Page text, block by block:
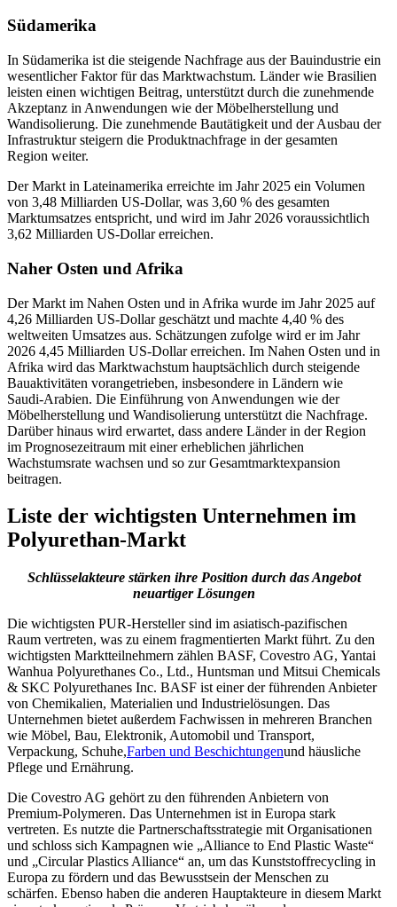
Südamerika
In Südamerika ist die steigende Nachfrage aus der Bauindustrie ein
wesentlicher Faktor für das Marktwachstum. Länder wie Brasilien
leisten einen wichtigen Beitrag, unterstützt durch die zunehmende
Akzeptanz in Anwendungen wie der Möbelherstellung und
Wandisolierung. Die zunehmende Bautätigkeit und der Ausbau der
Infrastruktur steigern die Produktnachfrage in der gesamten
Region weiter.
Der Markt in Lateinamerika erreichte im Jahr 2025 ein Volumen
von 3,48 Milliarden US-Dollar, was 3,60 % des gesamten
Marktumsatzes entspricht, und wird im Jahr 2026 voraussichtlich
3,62 Milliarden US-Dollar erreichen.
Naher Osten und Afrika
Der Markt im Nahen Osten und in Afrika wurde im Jahr 2025 auf
4,26 Milliarden US-Dollar geschätzt und machte 4,40 % des
weltweiten Umsatzes aus. Schätzungen zufolge wird er im Jahr
2026 4,45 Milliarden US-Dollar erreichen. Im Nahen Osten und in
Afrika wird das Marktwachstum hauptsächlich durch steigende
Bauaktivitäten vorangetrieben, insbesondere in Ländern wie
Saudi-Arabien. Die Einführung von Anwendungen wie der
Möbelherstellung und Wandisolierung unterstützt die Nachfrage.
Darüber hinaus wird erwartet, dass andere Länder in der Region
im Prognosezeitraum mit einer erheblichen jährlichen
Wachstumsrate wachsen und so zur Gesamtmarktexpansion
beitragen.
Liste der wichtigsten Unternehmen im
Polyurethan-Markt
Schlüsselakteure stärken ihre Position durch das Angebot
neuartiger Lösungen
Die wichtigsten PUR-Hersteller sind im asiatisch-pazifischen
Raum vertreten, was zu einem fragmentierten Markt führt. Zu den
wichtigsten Marktteilnehmern zählen BASF, Covestro AG, Yantai
Wanhua Polyurethanes Co., Ltd., Huntsman und Mitsui Chemicals
& SKC Polyurethanes Inc. BASF ist einer der führenden Anbieter
von Chemikalien, Materialien und Industrielösungen. Das
Unternehmen bietet außerdem Fachwissen in mehreren Branchen
wie Möbel, Bau, Elektronik, Automobil und Transport,
Verpackung, Schuhe,Farben und Beschichtungenund häusliche
Pflege und Ernährung.
Die Covestro AG gehört zu den führenden Anbietern von
Premium-Polymeren. Das Unternehmen ist in Europa stark
vertreten. Es nutzte die Partnerschaftsstrategie mit Organisationen
und schloss sich Kampagnen wie „Alliance to End Plastic Waste“
und „Circular Plastics Alliance“ an, um das Kunststoffrecycling in
Europa zu fördern und das Bewusstsein der Menschen zu
schärfen. Ebenso haben die anderen Hauptakteure in diesem Markt